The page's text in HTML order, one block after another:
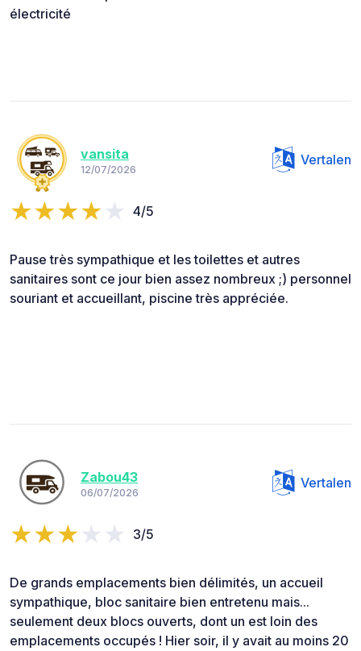
électricité
vansita
12/07/2026
Vertalen
4/5
Pause très sympathique et les toilettes et autres
sanitaires sont ce jour bien assez nombreux ;) personnel
souriant et accueillant, piscine très appréciée.
Zabou43
06/07/2026
Vertalen
3/5
De grands emplacements bien délimités, un accueil
sympathique, bloc sanitaire bien entretenu mais...
seulement deux blocs ouverts, dont un est loin des
emplacements occupés ! Hier soir, il y avait au moins 20